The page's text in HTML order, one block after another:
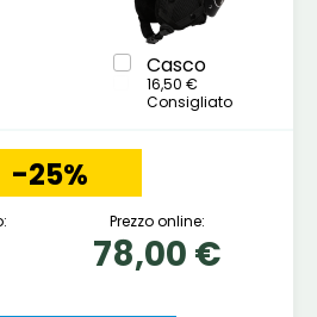
Casco
16,50 €
Consigliato
-25%
Prezzo online:
78,00 €